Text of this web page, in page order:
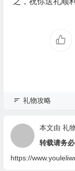
礼物攻略
本文由 礼
转载请务
https://